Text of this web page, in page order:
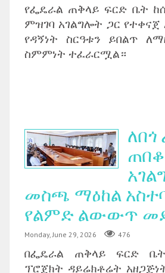
‎የፌዴራል ጠቅላይ ፍርድ ቤት
ምዝገባ አገልግሎት ጋር
የዳኝነት ስርዓቱን ይበልጥ
ስምምነት ተፈራርሟል።
መስጫ ማዕከል
የልምድ ልውውጥ
Monday, June 29, 2026 476
በፌዴራል ጠቅላይ ፍርድ
ፕሮጀክት ዳይሬክቶሬት